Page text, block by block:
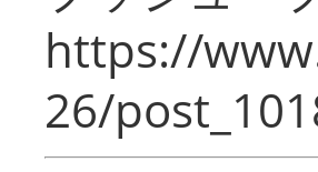
https://
26/